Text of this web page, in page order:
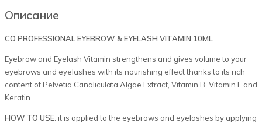
10
Описание
CO PROFESSIONAL EYEBROW & EYELASH VITAMIN 10ML
Eyebrow and Eyelash Vitamin strengthens and gives volume to your
eyebrows and eyelashes with its nourish­ing effect thanks to its rich
content of Pelvetia Canalicu­lata Algae Extract, Vitamin B, Vitamin E and
Keratin.
HOW TO USE: it is applied to the eyebrows and eyelash­es by applying